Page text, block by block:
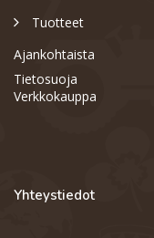
Tuotteet
Ajankohtaista
Tietosuoja
Verkkokauppa
Yhteystiedot